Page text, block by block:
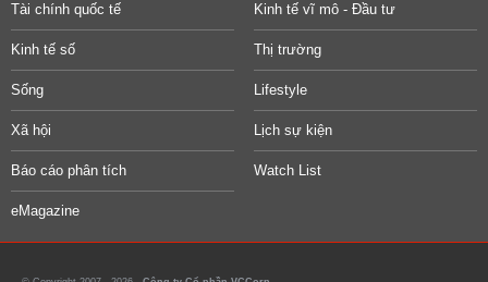
Tài chính quốc tế Kinh tế vĩ mô - Đầu tư
Kinh tế số Thị trường
Sống Lifestyle
Xã hội Lịch sự kiện
Báo cáo phân tích Watch List
eMagazine